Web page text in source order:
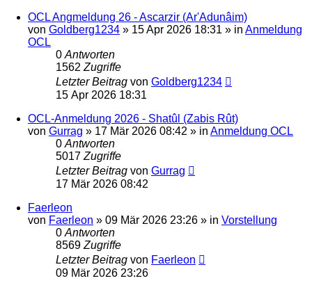
OCL Angmeldung 26 - Ascarzir (Ar'Adunâim)
von Goldberg1234 » 15 Apr 2026 18:31 » in Anmeldung
OCL
0 Antworten
1562 Zugriffe
Letzter Beitrag von Goldberg1234
15 Apr 2026 18:31
OCL-Anmeldung 2026 - Shatûl (Zabis Rût)
von Gurrag » 17 Mär 2026 08:42 » in Anmeldung OCL
0 Antworten
5017 Zugriffe
Letzter Beitrag von Gurrag
17 Mär 2026 08:42
Faerleon
von Faerleon » 09 Mär 2026 23:26 » in Vorstellung
0 Antworten
8569 Zugriffe
Letzter Beitrag von Faerleon
09 Mär 2026 23:26